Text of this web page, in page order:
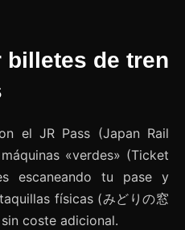
billetes de tren
el JR Pass (Japan Rail
«verdes» (Ticket
escaneando tu pase y
físicas (みどりの窓
coste adicional.